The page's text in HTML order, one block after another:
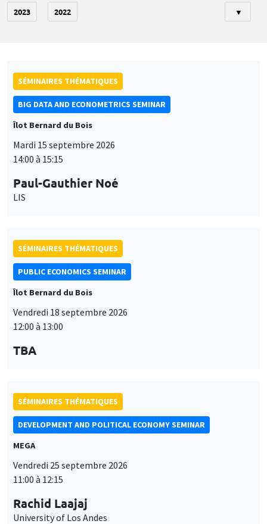
2023 2022 ▼
SÉMINAIRES THÉMATIQUES
BIG DATA AND ECONOMETRICS SEMINAR
Îlot Bernard du Bois
Mardi 15 septembre 2026
14:00 à 15:15
Paul-Gauthier Noé
LIS
SÉMINAIRES THÉMATIQUES
PUBLIC ECONOMICS SEMINAR
Îlot Bernard du Bois
Vendredi 18 septembre 2026
12:00 à 13:00
TBA
SÉMINAIRES THÉMATIQUES
DEVELOPMENT AND POLITICAL ECONOMY SEMINAR
MEGA
Vendredi 25 septembre 2026
11:00 à 12:15
Rachid Laajaj
University of Los Andes